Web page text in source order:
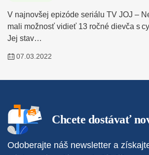
V najnovšej epizóde seriálu TV JOJ –
mali možnosť vidieť 13 ročné dievča s
Jej stav…
07.03.2022
Chcete dostávať
Odoberajte náš newsletter a